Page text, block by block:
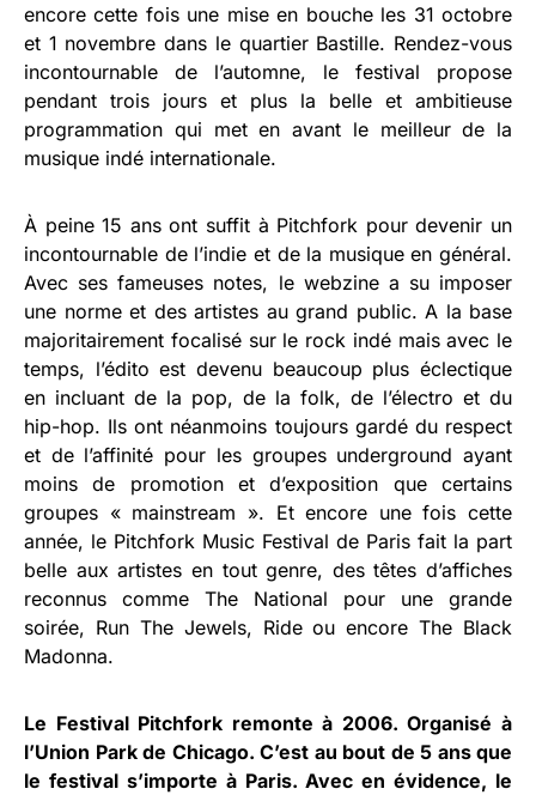
encore cette fois une mise en bouche les 31 octobre
et 1 novembre dans le quartier Bastille. Rendez-vous
incontournable de l’automne, le festival propose
pendant trois jours et plus la belle et ambitieuse
programmation qui met en avant le meilleur de la
musique indé internationale.
À peine 15 ans ont suffit à Pitchfork pour devenir un
incontournable de l’indie et de la musique en général.
Avec ses fameuses notes, le webzine a su imposer
une norme et des artistes au grand public. A la base
majoritairement focalisé sur le rock indé mais avec le
temps, l’édito est devenu beaucoup plus éclectique
en incluant de la pop, de la folk, de l’électro et du
hip-hop. Ils ont néanmoins toujours gardé du respect
et de l’affinité pour les groupes underground ayant
moins de promotion et d’exposition que certains
groupes « mainstream ». Et encore une fois cette
année, le Pitchfork Music Festival de Paris fait la part
belle aux artistes en tout genre, des têtes d’affiches
reconnus comme The National pour une grande
soirée, Run The Jewels, Ride ou encore The Black
Madonna.
Le Festival Pitchfork remonte à 2006. Organisé à
l’Union Park de Chicago. C’est au bout de 5 ans que
le festival s’importe à Paris. Avec en évidence, le